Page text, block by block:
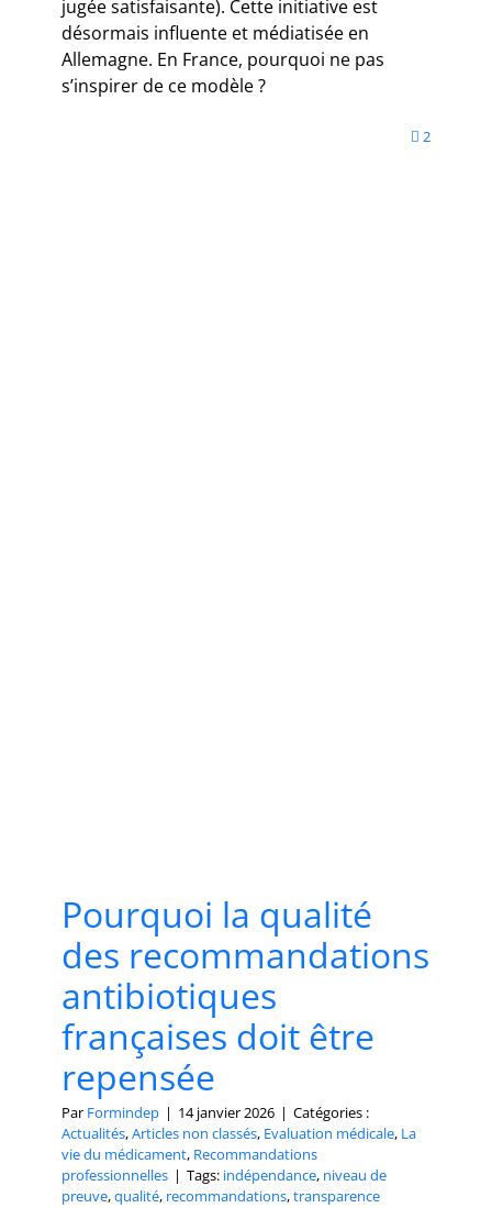
jugée satisfaisante). Cette initiative est
désormais influente et médiatisée en
Allemagne. En France, pourquoi ne pas
s’inspirer de ce modèle ?
2
Pourquoi la qualité
des recommandations
antibiotiques
françaises doit être
repensée
Par Formindep | 14 janvier 2026 | Catégories :
Actualités,Articles non classés, Evaluation médicale, La
vie du médicament, Recommandations
professionnelles | Tags: indépendance, niveau de
preuve,qualité, recommandations,transparence